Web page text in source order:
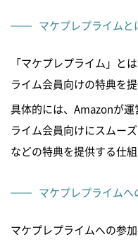
マケプレプライムと
「マケプレプライム」と
ライム会員向けの特典を
具体的には、Amazonが
ライム会員向けにスムー
などの特典を提供する仕
マケプレプライムへ
マケプレプライムへの参